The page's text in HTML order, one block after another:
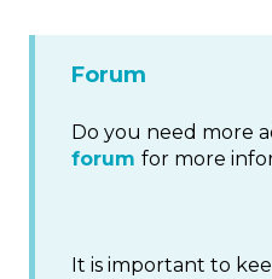
Forum
Do you need more
forum for more
It is important to